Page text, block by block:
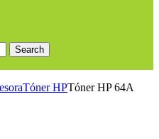
Search
Tóner HPTóner HP 64A